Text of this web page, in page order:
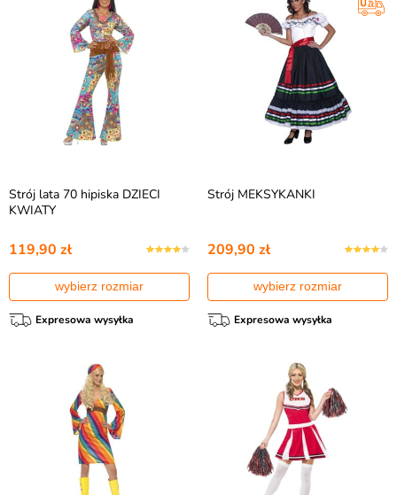
Strój lata 70 hipiska DZIECI
KWIATY
119,90 zł
wybierz rozmiar
Expresowa wysyłka
Strój MEKSYKANKI
209,90 zł
wybierz rozmiar
Expresowa wysyłka